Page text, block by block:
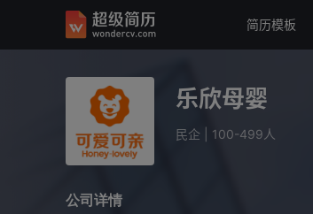
简历模板
乐欣母婴
公司详情 乐欣母婴
民企 100-499人
公司详情